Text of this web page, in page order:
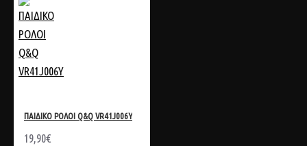
ΠΑΙΔΙΚΟ ΡΟΛΟΙ Q&Q VR41J006Y
19,90€